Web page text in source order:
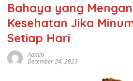
Bahaya yang
Kesehatan Jika
Setiap Hari
Admin
December 24, 2023